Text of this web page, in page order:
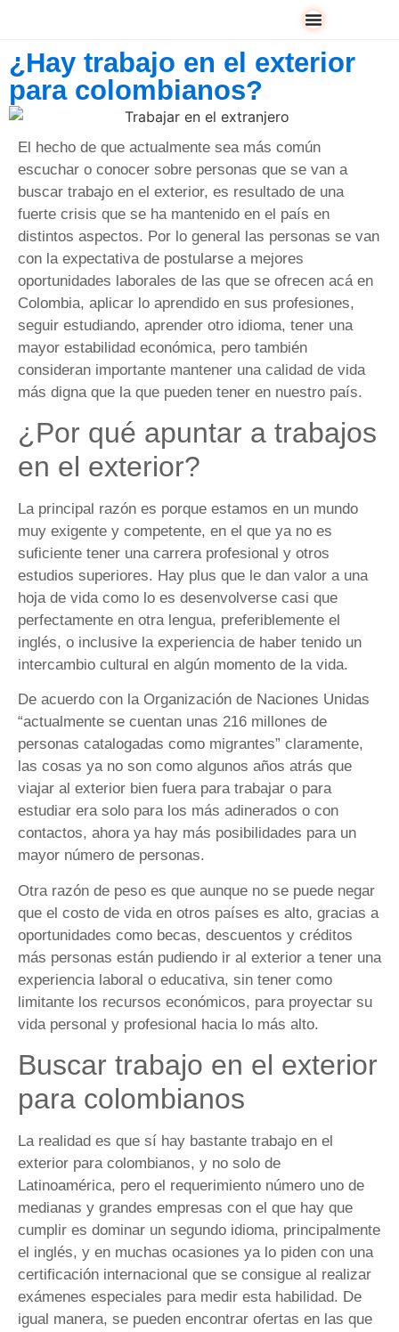
¿Hay trabajo en el exterior
para colombianos?
El hecho de que actualmente sea más común
escuchar o conocer sobre personas que se van a
buscar trabajo en el exterior, es resultado de una
fuerte crisis que se ha mantenido en el país en
distintos aspectos. Por lo general las personas se van
con la expectativa de postularse a mejores
oportunidades laborales de las que se ofrecen acá en
Colombia, aplicar lo aprendido en sus profesiones,
seguir estudiando, aprender otro idioma, tener una
mayor estabilidad económica, pero también
consideran importante mantener una calidad de vida
más digna que la que pueden tener en nuestro país.
¿Por qué apuntar a trabajos
en el exterior?
La principal razón es porque estamos en un mundo
muy exigente y competente, en el que ya no es
suficiente tener una carrera profesional y otros
estudios superiores. Hay plus que le dan valor a una
hoja de vida como lo es desenvolverse casi que
perfectamente en otra lengua, preferiblemente el
inglés, o inclusive la experiencia de haber tenido un
intercambio cultural en algún momento de la vida.
De acuerdo con la Organización de Naciones Unidas
“actualmente se cuentan unas 216 millones de
personas catalogadas como migrantes” claramente,
las cosas ya no son como algunos años atrás que
viajar al exterior bien fuera para trabajar o para
estudiar era solo para los más adinerados o con
contactos, ahora ya hay más posibilidades para un
mayor número de personas.
Otra razón de peso es que aunque no se puede negar
que el costo de vida en otros países es alto, gracias a
oportunidades como becas, descuentos y créditos
más personas están pudiendo ir al exterior a tener una
experiencia laboral o educativa, sin tener como
limitante los recursos económicos, para proyectar su
vida personal y profesional hacia lo más alto.
Buscar trabajo en el exterior
para colombianos
La realidad es que sí hay bastante trabajo en el
exterior para colombianos, y no solo de
Latinoamérica, pero el requerimiento número uno de
medianas y grandes empresas con el que hay que
cumplir es dominar un segundo idioma, principalmente
el inglés, y en muchas ocasiones ya lo piden con una
certificación internacional que se consigue al realizar
exámenes especiales para medir esta habilidad. De
igual manera, se pueden encontrar ofertas en las que